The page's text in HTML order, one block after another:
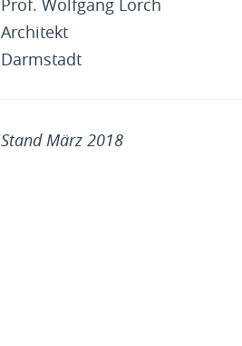
Prof. Wolfgang Lorch
Architekt
Darmstadt
Stand März 2018